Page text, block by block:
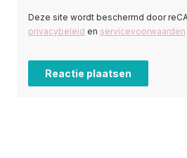
Deze site wordt beschermd door
privacybeleid en servicevoorwaarden